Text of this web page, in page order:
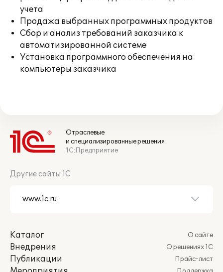
учета
Продажа выбранных программных продуктов
Сбор и анализ требований заказчика к
автоматизированной системе
Установка программного обеспечения на
компьютеры заказчика
Отраслевые
и специализированные решения
1С:Предприятие
Другие сайты 1С
Каталог
Внедрения
Публикации
О сайте
О решениях 1С
Прайс-лист